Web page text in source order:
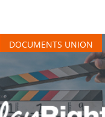
DOCUMENTS UNION